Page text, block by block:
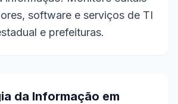
software e serviços de TI
e prefeituras.
da Informação em